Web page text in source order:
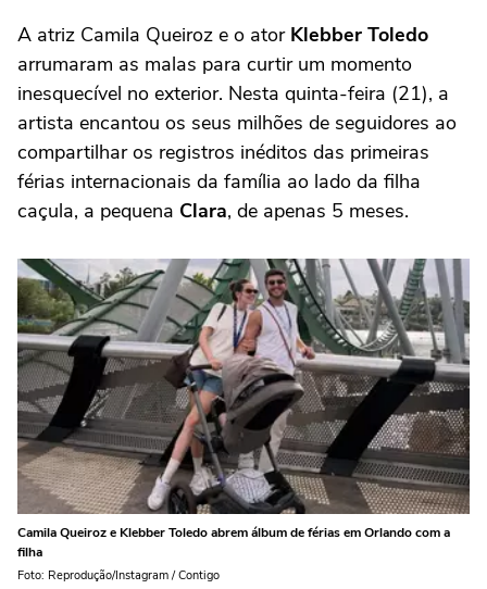
A atriz Camila Queiroz e o ator Klebber Toledo
arrumaram as malas para curtir um momento
inesquecível no exterior. Nesta quinta-feira (21), a
artista encantou os seus milhões de seguidores ao
compartilhar os registros inéditos das primeiras
férias internacionais da família ao lado da filha
caçula, a pequena Clara, de apenas 5 meses.
Camila Queiroz e Klebber Toledo abrem álbum de férias em Orlando com a
filha
Foto: Reprodução/Instagram / Contigo